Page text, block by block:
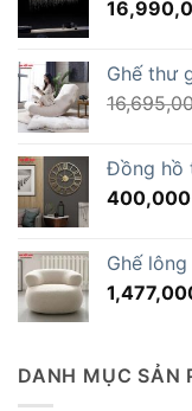
Ghế thư
Đồng hồ
400,000
Ghế
DANH MỤC SẢN